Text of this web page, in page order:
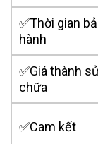
✅Thời gian
hành
✅Giá thành
chữa
✅Cam kết